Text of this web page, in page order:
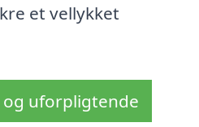
et vellykket
og uforpligtende